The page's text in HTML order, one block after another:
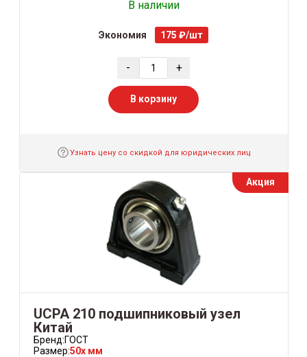
В наличии
Экономия 175 ₽/шт
- +
В корзину
Узнать цену со скидкой для юридических лиц
Акция
UCPA 210 подшипниковый узел
Китай
Бренд:ГОСТ
Размер:50x мм